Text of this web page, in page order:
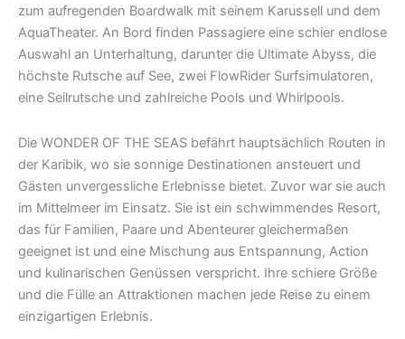
zum aufregenden Boardwalk mit seinem Karussell und dem
AquaTheater. An Bord finden Passagiere eine schier endlose
Auswahl an Unterhaltung, darunter die Ultimate Abyss, die
höchste Rutsche auf See, zwei FlowRider Surfsimulatoren,
eine Seilrutsche und zahlreiche Pools und Whirlpools.
Die WONDER OF THE SEAS befährt hauptsächlich Routen in
der Karibik, wo sie sonnige Destinationen ansteuert und
Gästen unvergessliche Erlebnisse bietet. Zuvor war sie auch
im Mittelmeer im Einsatz. Sie ist ein schwimmendes Resort,
das für Familien, Paare und Abenteurer gleichermaßen
geeignet ist und eine Mischung aus Entspannung, Action
und kulinarischen Genüssen verspricht. Ihre schiere Größe
und die Fülle an Attraktionen machen jede Reise zu einem
einzigartigen Erlebnis.